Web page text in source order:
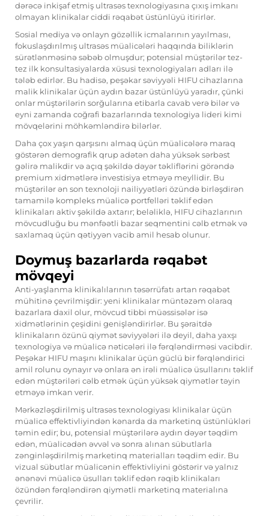
dərəcə inkişaf etmiş ultrasəs texnologiyasına çıxış imkanı
olmayan klinikalar ciddi rəqabət üstünlüyü itirirlər.
Sosial mediya və onlayn gözəllik icmalarının yayılması,
fokuslaşdırılmış ultrasəs müalicələri haqqında biliklərin
sürətlənməsinə səbəb olmuşdur; potensial müştərilər tez-
tez ilk konsultasiyalarda xüsusi texnologiyaları adları ilə
tələb edirlər. Bu hadisə, peşəkar səviyyəli HIFU cihazlarına
malik klinikalar üçün aydın bazar üstünlüyü yaradır, çünki
onlar müştərilərin sorğularına etibarla cavab verə bilər və
eyni zamanda coğrafi bazarlarında texnologiya lideri kimi
mövqelərini möhkəmləndirə bilərlər.
Daha çox yaşın qarşısını almaq üçün müalicələrə maraq
göstərən demografik qrup adətən daha yüksək sərbəst
gəlirə malikdir və açıq şəkildə dəyər təkliflərini görəndə
premium xidmətlərə investisiya etməyə meyllidir. Bu
müştərilər ən son texnoloji nailiyyətləri özündə birləşdirən
tamamilə kompleks müalicə portfelləri təklif edən
klinikaları aktiv şəkildə axtarır; beləliklə, HIFU cihazlarının
mövcudluğu bu mənfəətli bazar seqmentini cəlb etmək və
saxlamaq üçün qətiyyən vacib amil hesab olunur.
Doymuş bazarlarda rəqabət
mövqeyi
Anti-yaşlanma klinikalılarının təsərrüfatı artan rəqabət
mühitinə çevrilmişdir: yeni klinikalar müntəzəm olaraq
bazarlara daxil olur, mövcud tibbi müəssisələr isə
xidmətlərinin çeşidini genişləndirirlər. Bu şəraitdə
klinikaların özünü qiymət səviyyələri ilə deyil, daha yaxşı
texnologiya və müalicə nəticələri ilə fərqləndirməsi vacibdir.
Peşəkar HIFU maşını klinikalar üçün güclü bir fərqləndirici
amil rolunu oynayır və onlara ən irəli müalicə üsullarını təklif
edən müştəriləri cəlb etmək üçün yüksək qiymətlər təyin
etməyə imkan verir.
Mərkəzləşdirilmiş ultrasəs texnologiyası klinikalar üçün
müalicə effektivliyindən kənarda da marketinq üstünlükləri
təmin edir; bu, potensial müştərilərə aydın dəyər təqdim
edən, müalicədən əvvəl və sonra alınan sübutlarla
zənginləşdirilmiş marketinq materialları təqdim edir. Bu
vizual sübutlar müalicənin effektivliyini göstərir və yalnız
ənənəvi müalicə üsulları təklif edən rəqib klinikaları
özündən fərqləndirən qiymətli marketinq materialına
çevrilir.